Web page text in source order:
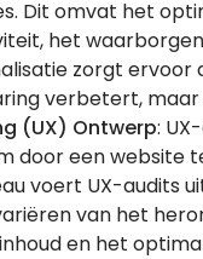
Dit omvat het
het
zorgt ervoor
verbetert,
(UX) Ontwerp:
door een website
voert UX-audits
van het
en het